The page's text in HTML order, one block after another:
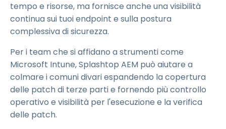
tempo e risorse, ma fornisce anche una visibilità
continua sui tuoi endpoint e sulla postura
complessiva di sicurezza.
Per i team che si affidano a strumenti come
Microsoft Intune, Splashtop AEM può aiutare a
colmare i comuni divari espandendo la copertura
delle patch di terze parti e fornendo più controllo
operativo e visibilità per l'esecuzione e la verifica
delle patch.